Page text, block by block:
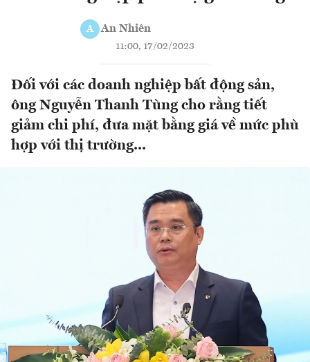
A An Nhiên
11:00, 17/02/2023
Đối với các doanh nghiệp bất động sản,
ông Nguyễn Thanh Tùng cho rằng tiết
giảm chi phí, đưa mặt bằng giá về mức phù
hợp với thị trường...